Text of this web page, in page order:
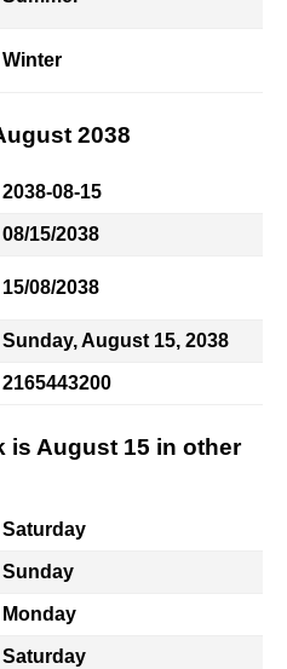
Winter
2038
2038-08-15
08/15/2038
15/08/2038
Sunday, August 15, 2038
2165443200
is August 15 in other
Saturday
Sunday
Monday
Saturday